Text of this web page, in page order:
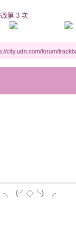
第 3 次
city.udn.com/forum/
╮（╯◇╰）╭